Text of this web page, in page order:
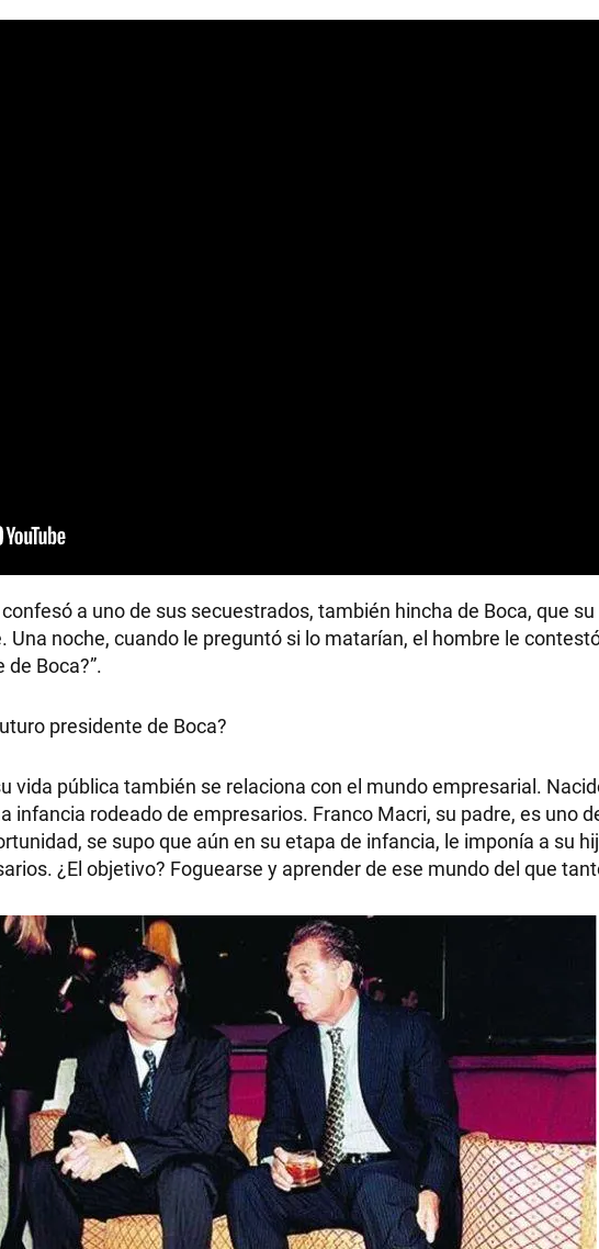
a uno de sus secuestrados, también hincha de Boca, que
Una noche, cuando le preguntó si lo matarían, el hombre le
Boca?”.
presidente de Boca?
vida pública también se relaciona con el mundo empresarial.
infancia rodeado de empresarios. Franco Macri, su padre, es uno
se supo que aún en su etapa de infancia, le imponía a su
¿El objetivo? Foguearse y aprender de ese mundo del que